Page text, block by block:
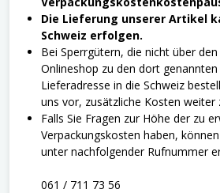
Die Lieferung unserer Artikel
Schweiz erfolgen.
Bei Sperrgütern, die nicht über
Onlineshop zu den dort
Lieferadresse in die Schweiz
uns vor, zusätzliche Kosten weiter
Falls Sie Fragen zur Höhe der zu
Verpackungskosten haben,
unter nachfolgender Rufnummer
061 / 711 73 56